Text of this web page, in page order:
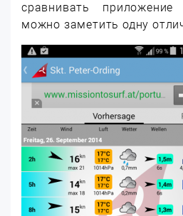
сравнивать
можно заметить одну